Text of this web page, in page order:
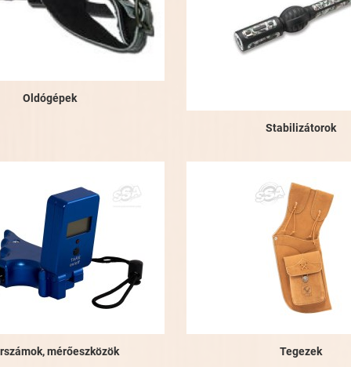
Oldógépek
Stabilizátorok
mérőeszközök Tegezek